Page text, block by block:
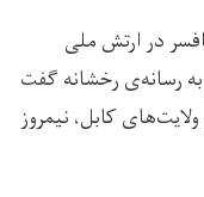
در ارتش ملی
رسانه‌ی رخشانه گفت
کابل، نیمروز